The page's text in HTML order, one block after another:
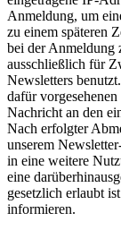
Anmeldung, um
zu einem späteren
bei der Anmeldung
ausschließlich für
Newsletters
dafür
Nachricht an den
Nach erfolgter
unserem
in eine weitere
eine
gesetzlich erlaubt
informieren.